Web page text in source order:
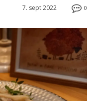
0
7. sept 2022